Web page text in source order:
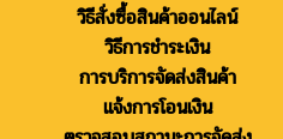
วิธีสั่งซื้อสินค้าออนไลน์
วิธีการชำระเงิน
การบริการจัดส่งสินค้า
แจ้งการโอนเงิน